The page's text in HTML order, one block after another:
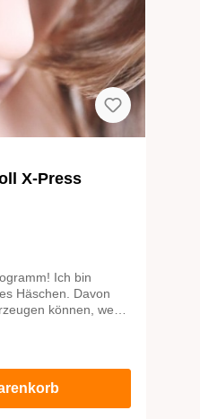
X-Press
Ich bin
Häschen. Davon
können, wenn
bisschen zu
schlanken Beine
müde werde? Auf
bereit für Dich und